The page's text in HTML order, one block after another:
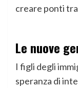
creare ponti
Le nuove
I figli degli
speranza di